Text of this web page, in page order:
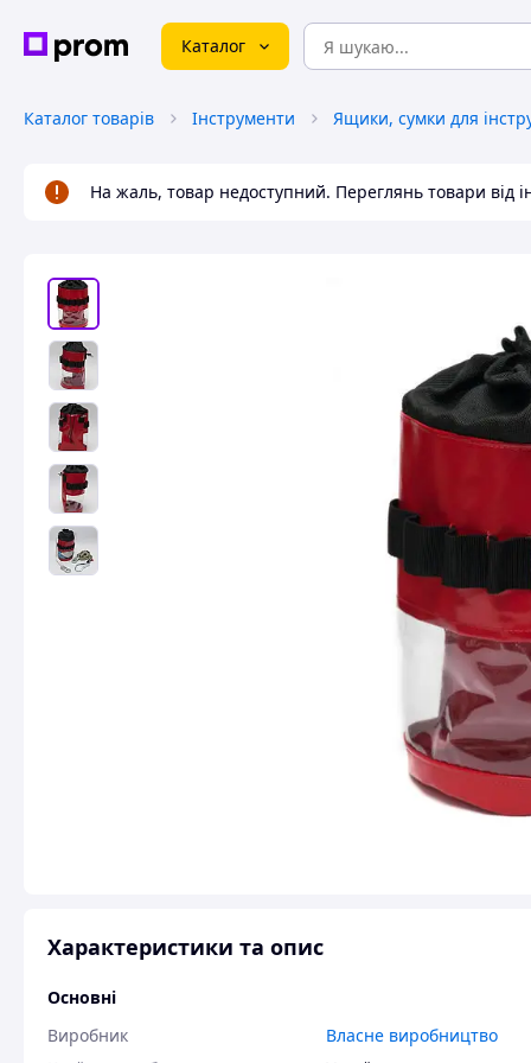
Каталог
Каталог товарів Інструменти Ящики, сумки для
На жаль, товар недоступний. Переглянь товари від
Характеристики та опис
Основні
Виробник
Власне виробництво